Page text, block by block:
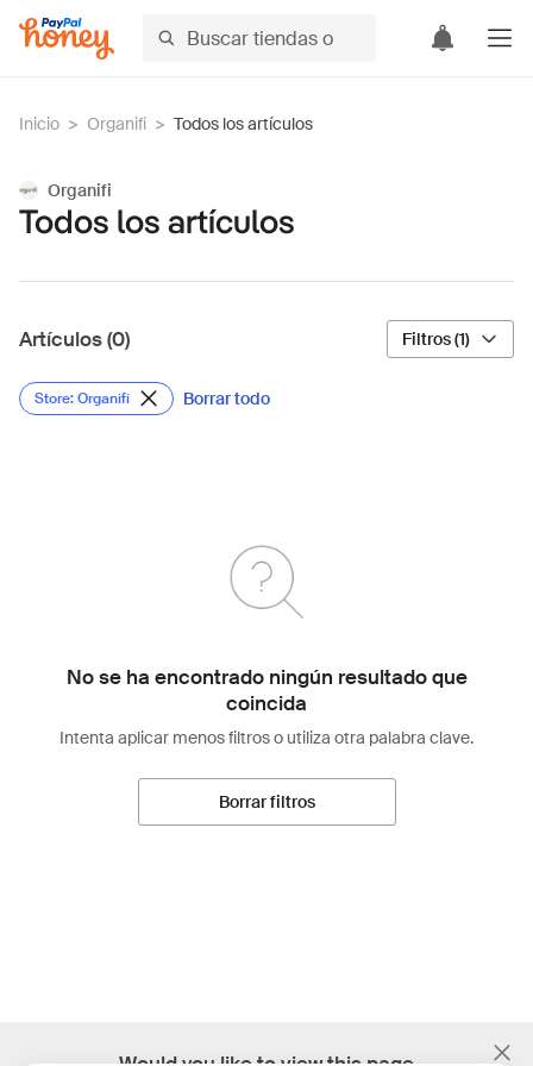
Inicio > Organifi > Todos los artículos
Organifi
Todos los artículos
Artículos (0) Filtros (1)
Store: Organifi Borrar todo
No se ha encontrado ningún resultado que
coincida
Intenta aplicar menos filtros o utiliza otra palabra clave.
Borrar filtros